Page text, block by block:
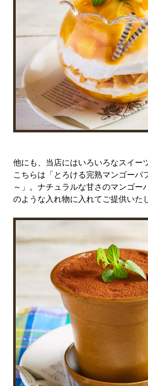
他にも、当店にはいろいろなスイー
こちらは「とろける完熟マンゴーパ
～」。ナチュラルな甘さのマンゴー
のような入れ物に入れてご提供いた